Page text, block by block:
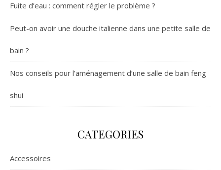
Fuite d’eau : comment régler le problème ?
Peut-on avoir une douche italienne dans une petite salle de
bain ?
Nos conseils pour l’aménagement d’une salle de bain feng
shui
CATEGORIES
Accessoires